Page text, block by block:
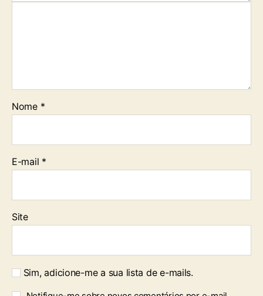
Nome *
E-mail *
Site
Sim, adicione-me a sua lista de e-mails.